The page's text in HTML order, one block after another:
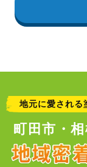
地元に愛される
町田市・